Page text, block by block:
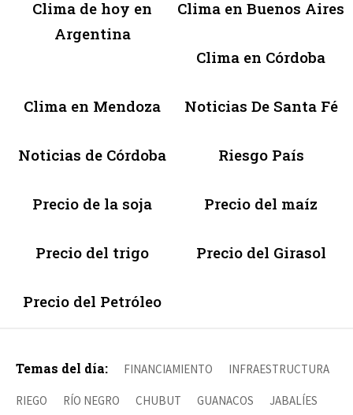
Clima de hoy en
Argentina
Clima en Buenos Aires
Clima en Córdoba
Clima en Mendoza Noticias De Santa Fé
Noticias de Córdoba Riesgo País
Precio de la soja Precio del maíz
Precio del trigo Precio del Girasol
Precio del Petróleo
Temas del día: FINANCIAMIENTO INFRAESTRUCTURA
RIEGO RÍO NEGRO CHUBUT GUANACOS JABALÍES